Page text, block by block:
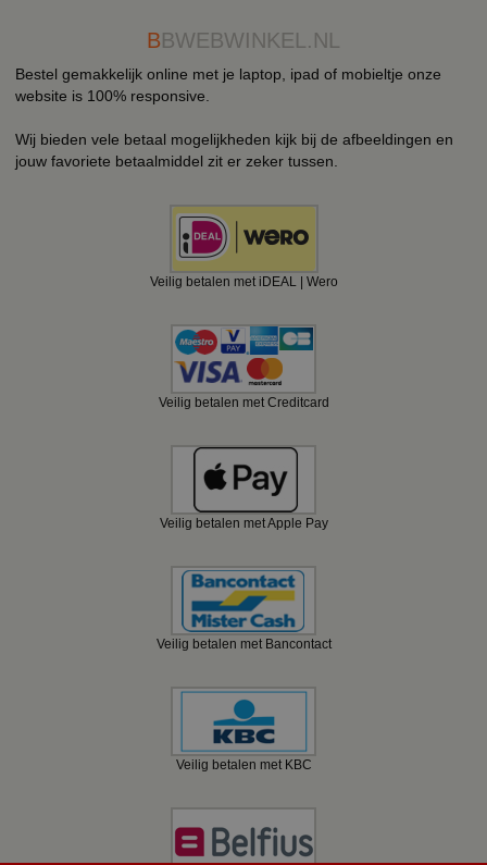
BBWEBWINKEL.NL
Bestel gemakkelijk online met je laptop, ipad of mobieltje onze
website is 100% responsive.
Wij bieden vele betaal mogelijkheden kijk bij de afbeeldingen en
jouw favoriete betaalmiddel zit er zeker tussen.
Veilig betalen met iDEAL | Wero
Veilig betalen met Creditcard
Veilig betalen met Apple Pay
Veilig betalen met Bancontact
Veilig betalen met KBC